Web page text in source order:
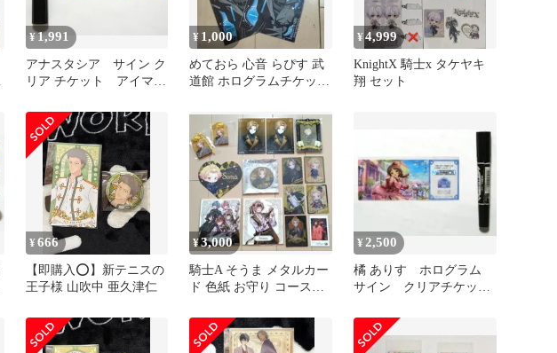
¥1,991
アナスタシア サイン ク
リア チケット アイマス
秋楽
¥ 1,000
めておら 心音 らぴす 武
道館 ホログラムチケット
ット
¥4,999
KnightX 騎士x タケヤキ
翔 セット
¥666
【即購入⭕️】新テニスの
王子様 山吹中 亜久津仁
¥3,000
騎士A そうま メタルカー
ド 色紙 お守り コースタ
ー
¥ 2,500
橘 ありす ホログラム
サイン クリアチケッ
ライブ千秋楽